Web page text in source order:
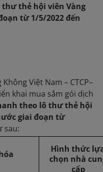
thẻ hội viên Vàng
từ 1/5/2022 đến
Việt Nam – CTCP–
khai mua sắm gói dịch
theo lô thư thẻ hội
giai đoạn từ
sau:
Hình thức
chọn nhà
cấp